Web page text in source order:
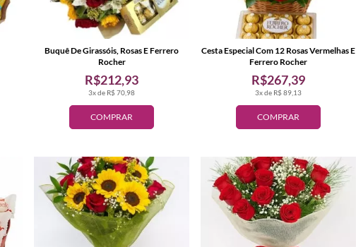
COMPRAR
3x de R$ 70,98
R$212,93
Buquê De Girassóis, Rosas E Ferrero
Rocher
COMPRAR
3x de R$ 89,13
R$267,39
Cesta Especial Com 12 Rosas Vermelhas E
Ferrero Rocher